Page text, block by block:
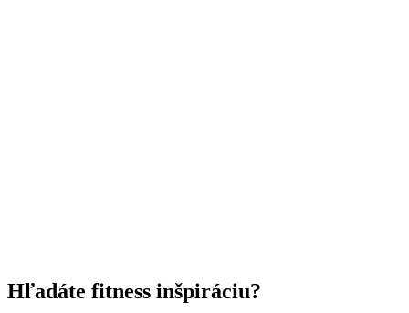
Hľadáte fitness inšpiráciu?